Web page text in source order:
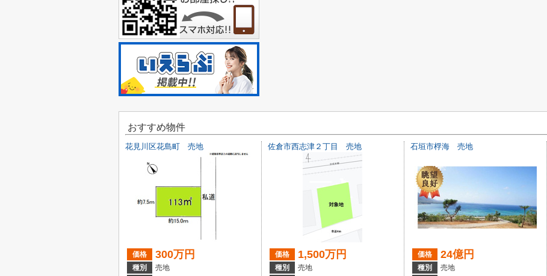
おすすめ物件
花見川区花島町 売地
価格 300万円
種別
売地
佐倉市西志津２丁目 売地
価格 1,500万円
種別
売地
石垣市桴海 売地
価格 24億円
種別
売地